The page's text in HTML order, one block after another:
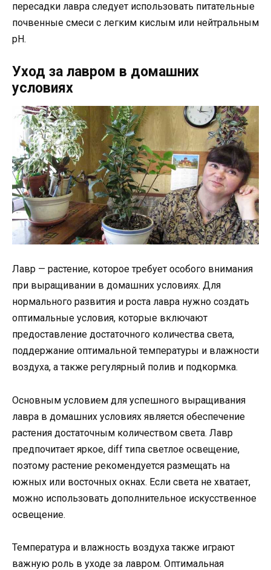
пересадки лавра следует использовать питательные
почвенные смеси с легким кислым или нейтральным
pH.
Уход за лавром в домашних
условиях
Лавр — растение, которое требует особого внимания
при выращивании в домашних условиях. Для
нормального развития и роста лавра нужно создать
оптимальные условия, которые включают
предоставление достаточного количества света,
поддержание оптимальной температуры и влажности
воздуха, а также регулярный полив и подкормка.
Основным условием для успешного выращивания
лавра в домашних условиях является обеспечение
растения достаточным количеством света. Лавр
предпочитает яркое, diff типа светлое освещение,
поэтому растение рекомендуется размещать на
южных или восточных окнах. Если света не хватает,
можно использовать дополнительное искусственное
освещение.
Температура и влажность воздуха также играют
важную роль в уходе за лавром. Оптимальная